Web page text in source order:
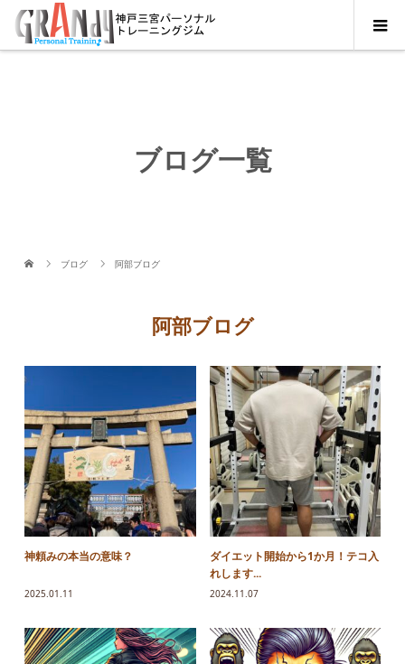
ブログ一覧
ブログ 阿部ブログ
阿部ブログ
神頼みの本当の意味？
2025.01.11
ダイエット開始から1か月！テコ入
れします...
2024.11.07